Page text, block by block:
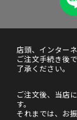
店頭、インター
ご注文手続き後
了承ください。
ご注文後、当店
す。
それまでは、お